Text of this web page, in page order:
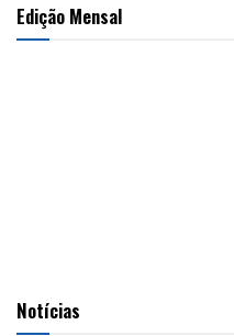
Edição Mensal
Notícias